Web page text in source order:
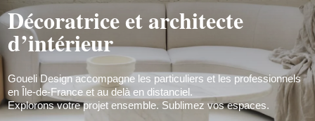
Décoratrice et architecte
d’intérieur
Goueli Design accompagne les particuliers et les professionnels
en Île-de-France et au delà en distanciel.
Explorons votre projet ensemble. Sublimez vos espaces.